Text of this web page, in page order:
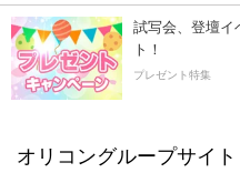
試写会、登壇イ
ト！
プレゼント特集
オリコングループサイト